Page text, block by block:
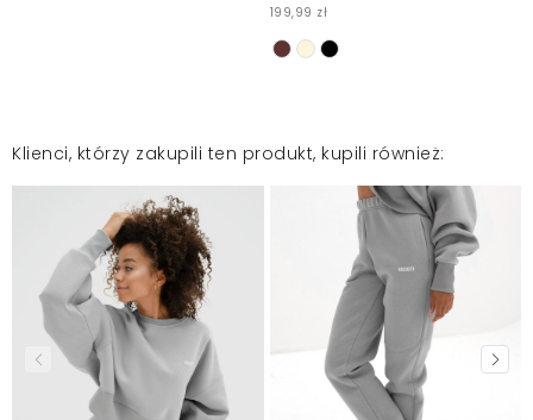
199,99 zł
Klienci, którzy zakupili ten produkt, kupili również: